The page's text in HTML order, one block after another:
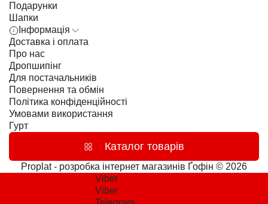
Подарунки
Шапки
Інформація
Доставка і оплата
Про нас
Дропшипінг
Для постачальників
Повернення та обмін
Політика конфіденційності
Умовами використання
Гурт
Каталог товарів
Proplat - розробка інтернет магазинів Ґофін © 2026
Viber
Viber